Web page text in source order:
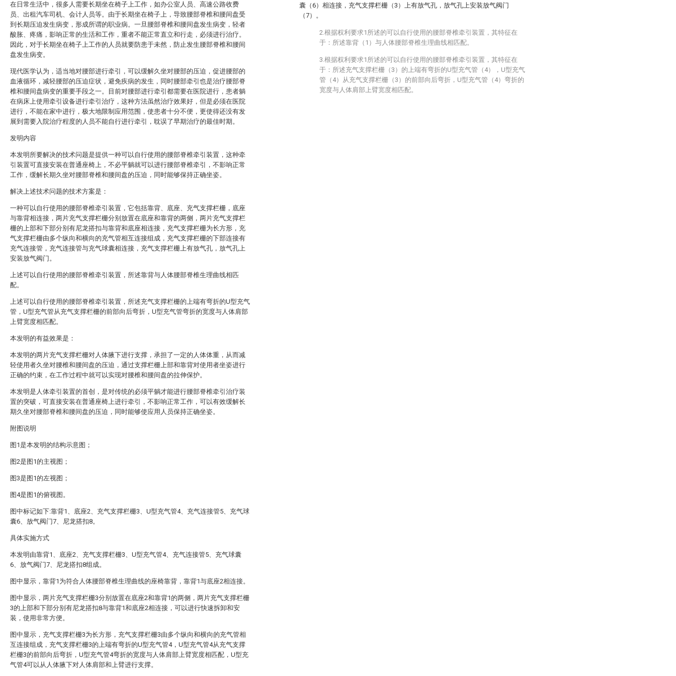
在日常生活中，很多人需要长期坐在椅子上工作，如办公室人员、高速公路收费
员、出租汽车司机、会计人员等。由于长期坐在椅子上，导致腰部脊椎和腰间盘受
到长期压迫发生病变，形成所谓的职业病。一旦腰部脊椎和腰间盘发生病变，轻者
酸胀、疼痛，影响正常的生活和工作，重者不能正常直立和行走，必须进行治疗。
因此，对于长期坐在椅子上工作的人员就要防患于未然，防止发生腰部脊椎和腰间
盘发生病变。
现代医学认为，适当地对腰部进行牵引，可以缓解久坐对腰部的压迫，促进腰部的
血液循环，减轻腰部的压迫症状，避免疾病的发生，同时腰部牵引也是治疗腰部脊
椎和腰间盘病变的重要手段之一。目前对腰部进行牵引都需要在医院进行，患者躺
在病床上使用牵引设备进行牵引治疗，这种方法虽然治疗效果好，但是必须在医院
进行，不能在家中进行，极大地限制应用范围，使患者十分不便，更使得还没有发
展到需要入院治疗程度的人员不能自行进行牵引，耽误了早期治疗的最佳时期。
发明内容
本发明所要解决的技术问题是提供一种可以自行使用的腰部脊椎牵引装置，这种牵
引装置可直接安装在普通座椅上，不必平躺就可以进行腰部脊椎牵引，不影响正常
工作，缓解长期久坐对腰部脊椎和腰间盘的压迫，同时能够保持正确坐姿。
解决上述技术问题的技术方案是：
一种可以自行使用的腰部脊椎牵引装置，它包括靠背、底座、充气支撑栏栅，底座
与靠背相连接，两片充气支撑栏栅分别放置在底座和靠背的两侧，两片充气支撑栏
栅的上部和下部分别有尼龙搭扣与靠背和底座相连接，充气支撑栏栅为长方形，充
气支撑栏栅由多个纵向和横向的充气管相互连接组成，充气支撑栏栅的下部连接有
充气连接管，充气连接管与充气球囊相连接，充气支撑栏栅上有放气孔，放气孔上
安装放气阀门。
上述可以自行使用的腰部脊椎牵引装置，所述靠背与人体腰部脊椎生理曲线相匹
配。
上述可以自行使用的腰部脊椎牵引装置，所述充气支撑栏栅的上端有弯折的U型充气
管，U型充气管从充气支撑栏栅的前部向后弯折，U型充气管弯折的宽度与人体肩部
上臂宽度相匹配。
本发明的有益效果是：
本发明的两片充气支撑栏栅对人体腋下进行支撑，承担了一定的人体体重，从而减
轻使用者久坐对腰椎和腰间盘的压迫，通过支撑栏栅上部和靠背对使用者坐姿进行
正确的约束，在工作过程中就可以实现对腰椎和腰间盘的拉伸保护。
本发明是人体牵引装置的首创，是对传统的必须平躺才能进行腰部脊椎牵引治疗装
置的突破，可直接安装在普通座椅上进行牵引，不影响正常工作，可以有效缓解长
期久坐对腰部脊椎和腰间盘的压迫，同时能够使应用人员保持正确坐姿。
附图说明
图1是本发明的结构示意图；
图2是图1的主视图；
图3是图1的左视图；
图4是图1的俯视图。
图中标记如下:靠背1、底座2、充气支撑栏栅3、U型充气管4、充气连接管5、充气球
囊6、放气阀门7、尼龙搭扣8。
具体实施方式
本发明由靠背1、底座2、充气支撑栏栅3、U型充气管4、充气连接管5、充气球囊
6、放气阀门7、尼龙搭扣8组成。
图中显示，靠背1为符合人体腰部脊椎生理曲线的座椅靠背，靠背1与底座2相连接。
图中显示，两片充气支撑栏栅3分别放置在底座2和靠背1的两侧，两片充气支撑栏栅
3的上部和下部分别有尼龙搭扣8与靠背1和底座2相连接，可以进行快速拆卸和安
装，使用非常方便。
图中显示，充气支撑栏栅3为长方形，充气支撑栏栅3由多个纵向和横向的充气管相
互连接组成，充气支撑栏栅3的上端有弯折的U型充气管4，U型充气管4从充气支撑
栏栅3的前部向后弯折，U型充气管4弯折的宽度与人体肩部上臂宽度相匹配，U型充
气管4可以从人体腋下对人体肩部和上臂进行支撑。
囊（6）相连接，充气支撑栏栅（3）上有放气孔，放气孔上安装放气阀门
（7）。
2.根据权利要求1所述的可以自行使用的腰部脊椎牵引装置，其特征在
于：所述靠背（1）与人体腰部脊椎生理曲线相匹配。
3.根据权利要求1所述的可以自行使用的腰部脊椎牵引装置，其特征在
于：所述充气支撑栏栅（3）的上端有弯折的U型充气管（4），U型充气
管（4）从充气支撑栏栅（3）的前部向后弯折，U型充气管（4）弯折的
宽度与人体肩部上臂宽度相匹配。